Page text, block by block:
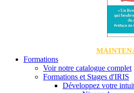
Formations
Voir notre catalogue complet
Formations et Stages d'IRIS
Développez votre